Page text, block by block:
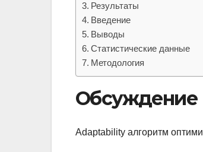
Результаты
Введение
Выводы
Статистические данные
Методология
Обсуждение
Adaptability алгоритм